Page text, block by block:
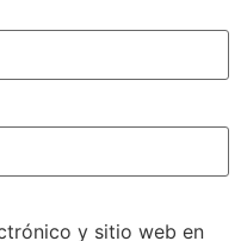
y sitio web en